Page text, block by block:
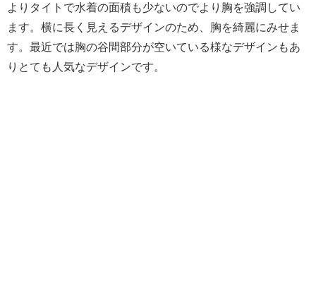
よりタイトで水着の面積も少ないのでより胸を強調してい
ます。横に長く見えるデザインのため、胸を綺麗にみせま
す。最近では胸の谷間部分が空いている様なデザインもあ
りとても人気なデザインです。